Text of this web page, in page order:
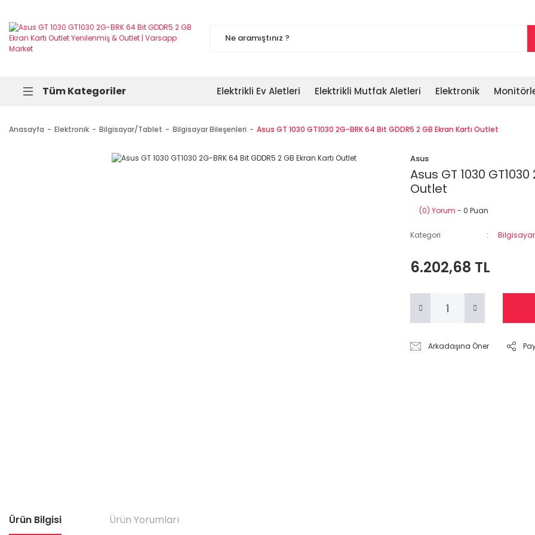
Tüm Kategoriler Elektrikli Ev Aletleri Elektrikli Mutfak Aletleri Elektronik
Anasayfa Elektronik Bilgisayar/Tablet Bilgisayar Bileşenleri Asus GT 1030 GT1030 2G-BRK 64 Bit GDDR5 2 GB Ekran Kartı Outlet
Asus
Asus GT 1030
Outlet
(0) Yorum - 0 Puan
Kategori Bilgisayar
6.202,68 TL
Arkadaşına Öner
Ürün Bilgisi Ürün Yorumları